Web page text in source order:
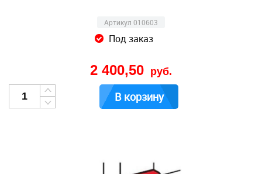
Артикул 010603
Под заказ
2 400,50 руб.
В корзину